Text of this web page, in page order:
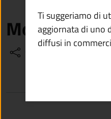
Moreschi
Ti suggeriamo di
aggiornata di uno
diffusi in